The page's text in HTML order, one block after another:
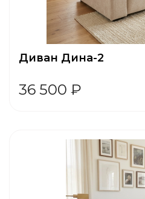
Диван Дина-2
36 500 ₽